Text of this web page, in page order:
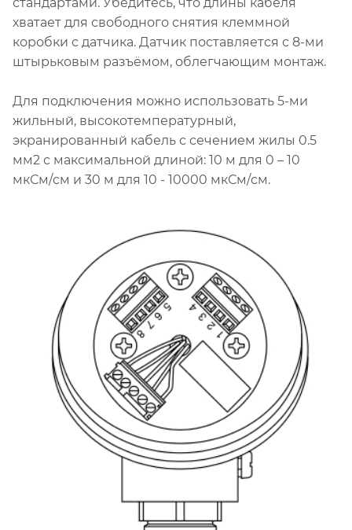
хватает для свободного снятия клеммной
коробки с датчика. Датчик поставляется с 8-ми
штырьковым разъёмом, облегчающим монтаж.
Для подключения можно использовать 5-ми
жильный, высокотемпературный,
экранированный кабель с сечением жилы 0.5
мм2 с максимальной длиной: 10 м для 0 – 10
мкСм/cм и 30 м для 10 - 10000 мкСм/cм.